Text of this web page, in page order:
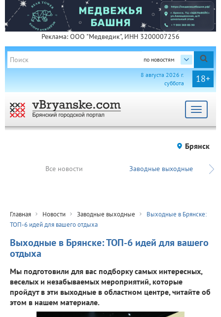
Реклама: ООО "Медведик", ИНН 3200007256
по новостям
18+
8 августа 2026 г.
суббота
Toggle
Брянск
Все новости Заводные выходные
Главная Новости Заводные выходные
Выходные в Брянске:
ТОП-6 идей для вашего отдыха
Выходные в Брянске: ТОП-6 идей для вашего
отдыха
Мы подготовили для вас подборку самых интересных,
веселых и незабываемых мероприятий, которые
пройдут в эти выходные в областном центре, читайте об
этом в нашем материале.